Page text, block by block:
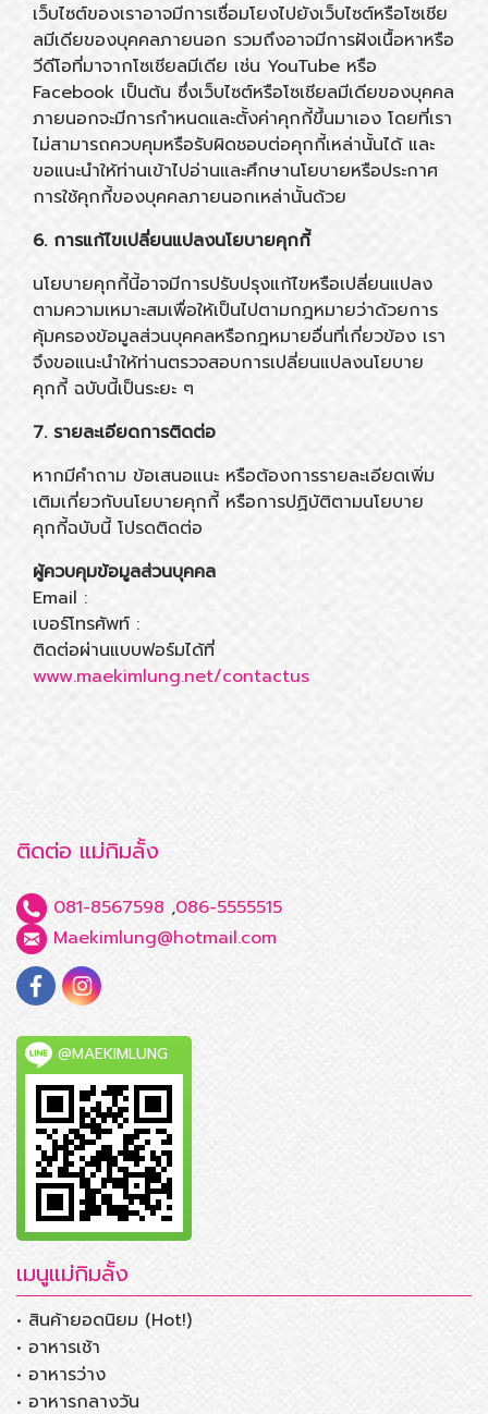
เว็บไซต์ของเราอาจมีการเชื่อมโยงไปยังเว็บไซต์หรือโซเชีย
ลมีเดียของบุคคลภายนอก รวมถึงอาจมีการฝังเนื้อหาหรือ
วีดีโอที่มาจากโซเชียลมีเดีย เช่น YouTube หรือ
Facebook เป็นต้น ซึ่งเว็บไซต์หรือโซเชียลมีเดียของบุคคล
ภายนอกจะมีการกำหนดและตั้งค่าคุกกี้ขึ้นมาเอง โดยที่เรา
ไม่สามารถควบคุมหรือรับผิดชอบต่อคุกกี้เหล่านั้นได้ และ
ขอแนะนำให้ท่านเข้าไปอ่านและศึกษานโยบายหรือประกาศ
การใช้คุกกี้ของบุคคลภายนอกเหล่านั้นด้วย
6. การแก้ไขเปลี่ยนแปลงนโยบายคุกกี้
นโยบายคุกกี้นี้อาจมีการปรับปรุงแก้ไขหรือเปลี่ยนแปลง
ตามความเหมาะสมเพื่อให้เป็นไปตามกฎหมายว่าด้วยการ
คุ้มครองข้อมูลส่วนบุคคลหรือกฎหมายอื่นที่เกี่ยวข้อง เรา
จึงขอแนะนำให้ท่านตรวจสอบการเปลี่ยนแปลงนโยบาย
คุกกี้ ฉบับนี้เป็นระยะ ๆ
7. รายละเอียดการติดต่อ
หากมีคำถาม ข้อเสนอแนะ หรือต้องการรายละเอียดเพิ่ม
เติมเกี่ยวกับนโยบายคุกกี้ หรือการปฏิบัติตามนโยบาย
คุกกี้ฉบับนี้ โปรดติดต่อ
ผู้ควบคุมข้อมูลส่วนบุคคล
Email :
เบอร์โทรศัพท์ :
ติดต่อผ่านแบบฟอร์มได้ที่
www.maekimlung.net/contactus
ติดต่อ แม่กิมลั้ง
081-8567598 ,086-5555515
Maekimlung@hotmail.com
@MAEKIMLUNG
เมนูแม่กิมลั้ง
• สินค้ายอดนิยม (Hot!)
• อาหารเช้า
• อาหารว่าง
• อาหารกลางวัน